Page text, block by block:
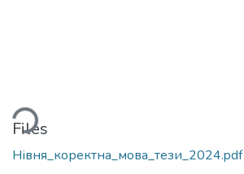
Files
Нівня_коректна_мова_тези_2024.pdf